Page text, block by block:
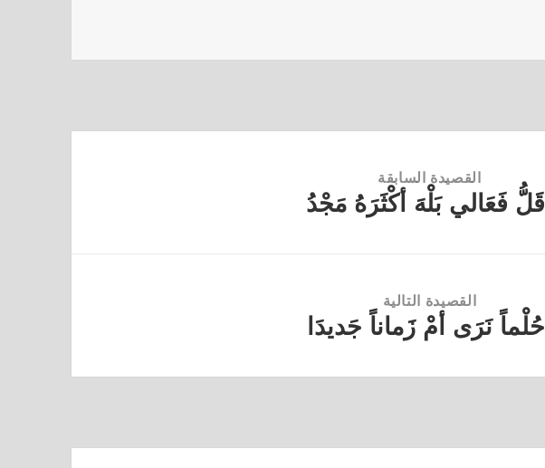
القصيدة السابقة
أقَلُّ فَعَالي بَلْهَ أكْثَرَهُ مَجْدُ
القصيدة التالية
أحُلْماً نَرَى أمْ زَماناً جَديدَا